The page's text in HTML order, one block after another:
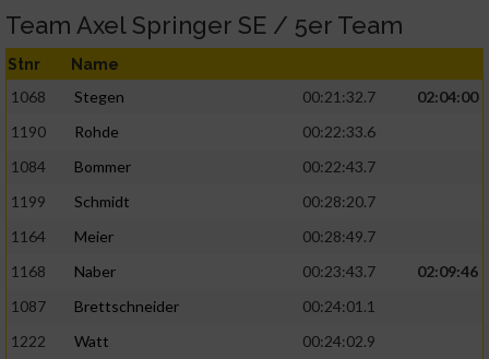
Team Axel Springer SE / 5er Team
Stnr Name
1068 Stegen 00:21:32.7
02:04:00
1190
Rohde
00:22:33.6
1084
Bommer
00:22:43.7
1199
Schmidt
00:28:20.7
1164
Meier
00:28:49.7
1168
Naber 00:23:43.7
02:09:46
1087
Brettschneider
00:24:01.1
1222
Watt
00:24:02.9